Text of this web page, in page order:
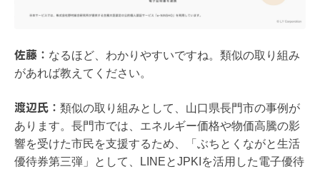
佐藤： なるほど、わかりやすいですね。類似の取り組み
があれば教えてください。
渡辺氏： 類似の取り組みとして、山口県長門市の事例が
あります。長門市では、エネルギー価格や物価高騰の影
響を受けた市民を支援するため、「ぶちとくながと生活
優待券第三弾」として、LINEとJPKIを活用した電子優待